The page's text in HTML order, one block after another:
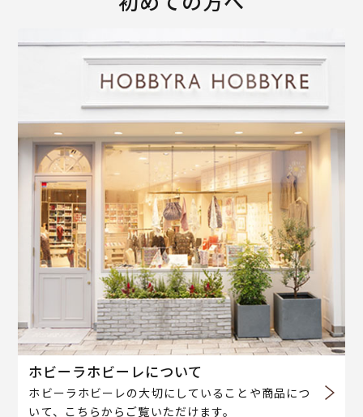
ホビーラホビーレについて
ホビーラホビーレの大切にしていることや商品につ
いて、こちらからご覧いただけます。